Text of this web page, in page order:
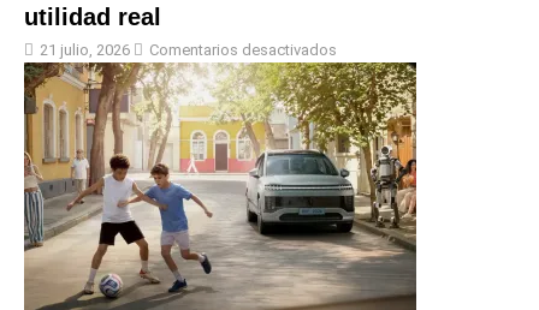
utilidad real
21 julio, 2026 Comentarios desactivados